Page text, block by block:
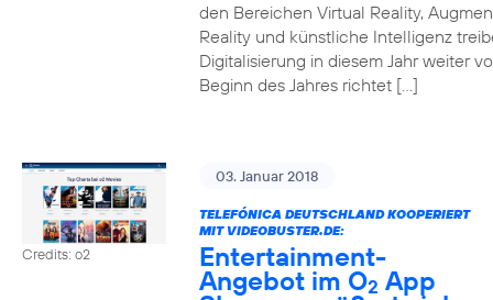
den Bereichen Virtual Reality,
Reality und künstliche Intelligenz
Digitalisierung in diesem Jahr weiter
Beginn des Jahres richtet […]
Credits: o2
03. Januar 2018
TELEFÓNICA DEUTSCHLAND KOOPERIERT
MIT VIDEOBUSTER.DE:
Entertainment-
Angebot im O2 App